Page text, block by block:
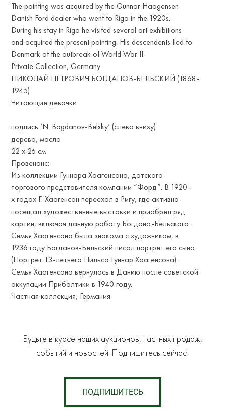
The painting was acquired by the Gunnar Haagensen
Danish Ford dealer who went to Riga in the 1920s.
During his stay in Riga he visited several art exhibitions
and acquired the present painting. His descendents fled to
Denmark at the outbreak of World War II.
Private Collection, Germany
НИКОЛАЙ ПЕТРОВИЧ БОГДАНОВ-БЕЛЬСКИЙ (1868-
1945)
Читающие девочки
подпись ‘N. Bogdanov-Belsky’ (слева внизу)
дерево, масло
22 х 26 см
Провенанс:
Из коллекции Гуннара Хаагенсона, датского
торгового представителя компании “Форд”. В 1920-
х годах Г. Хаагенсон переехал в Ригу, где активно
посещал художественные выставки и приобрел ряд
картин, включая данную работу Богдана-Бельского.
Семья Хаагенсона была знакома с художником, в
1936 году Богданов-Бельский писал портрет его сына
(Портрет 13-летнего Нильса Гуннар Хаагенсона).
Семья Хаагенсона вернулась в Данию после советской
оккупации Прибалтики в 1940 году.
Частная коллекция, Германия
Будьте в курсе наших аукционов, частных продаж,
событий и новостей. Подпишитесь сейчас!
ПОДПИШИТЕСЬ